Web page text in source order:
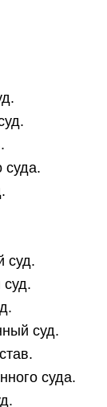
суда.
суд.
суд.
суд.
суда.